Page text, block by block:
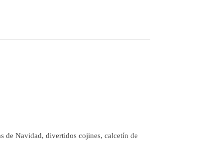
de Navidad, divertidos cojines, calcetín de